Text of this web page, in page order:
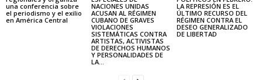
una conferencia sobre
el periodismo y el exilio
en América Central
NACIONES UNIDAS
ACUSAN AL RÉGIMEN
CUBANO DE GRAVES
VIOLACIONES
SISTEMÁTICAS CONTRA
ARTISTAS, ACTIVISTAS
DE DERECHOS HUMANOS
Y PERSONALIDADES DE
LA...
LA REPRESIÓN ES EL
ÚLTIMO RECURSO DEL
RÉGIMEN CONTRA EL
DESEO GENERALIZADO
DE LIBERTAD